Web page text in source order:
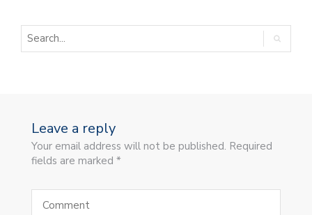
Leave a reply
Your email address will not be published. Required
fields are marked *